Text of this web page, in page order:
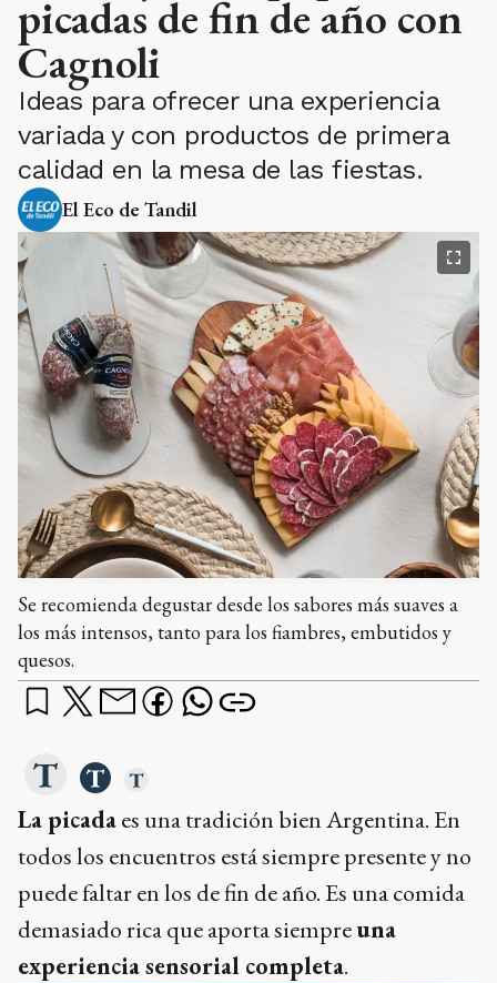
picadas de fin de año con
Cagnoli
Ideas para ofrecer una experiencia
variada y con productos de primera
calidad en la mesa de las fiestas.
El Eco de Tandil
Se recomienda degustar desde los sabores más suaves a
los más intensos, tanto para los fiambres, embutidos y
quesos.
La picadaes una tradición bien Argentina. En
todos los encuentros está siempre presente y no
puede faltar en los de fin de año. Es una comida
demasiado rica que aporta siempreuna
experiencia sensorial completa.